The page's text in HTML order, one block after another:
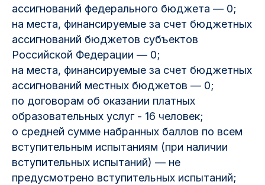
ассигнований федерального бюджета — 0;
на места, финансируемые за счет бюджетных
ассигнований бюджетов субъектов
Российской Федерации — 0;
на места, финансируемые за счет бюджетных
ассигнований местных бюджетов — 0;
по договорам об оказании платных
образовательных услуг - 16 человек;
о средней сумме набранных баллов по всем
вступительным испытаниям (при наличии
вступительных испытаний) — не
предусмотрено вступительных испытаний;